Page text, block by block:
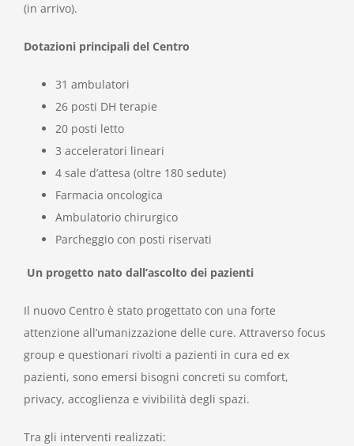
(in arrivo).
Dotazioni principali del Centro
31 ambulatori
26 posti DH terapie
20 posti letto
3 acceleratori lineari
4 sale d’attesa (oltre 180 sedute)
Farmacia oncologica
Ambulatorio chirurgico
Parcheggio con posti riservati
Un progetto nato dall’ascolto dei pazienti
Il nuovo Centro è stato progettato con una forte
attenzione all’umanizzazione delle cure. Attraverso focus
group e questionari rivolti a pazienti in cura ed ex
pazienti, sono emersi bisogni concreti su comfort,
privacy, accoglienza e vivibilità degli spazi.
Tra gli interventi realizzati: